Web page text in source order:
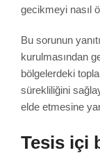
gecikmeyi nasıl
Bu sorunun
kurulmasından
bölgelerdeki
sürekliliğini
elde etmesine
Tesis içi